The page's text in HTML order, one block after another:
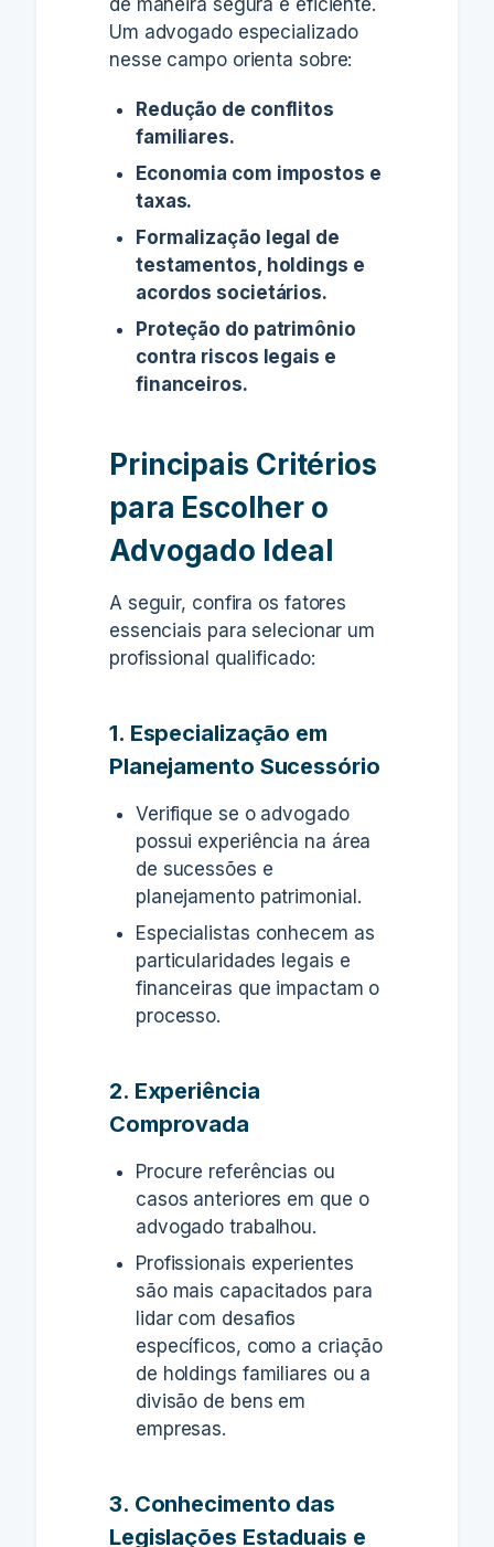
Um advogado especializado
nesse campo orienta sobre:
Redução de conflitos
familiares.
Economia com impostos e
taxas.
Formalização legal de
testamentos, holdings e
acordos societários.
Proteção do patrimônio
contra riscos legais e
financeiros.
Principais Critérios
para Escolher o
Advogado Ideal
A seguir, confira os fatores
essenciais para selecionar um
profissional qualificado:
1. Especialização em
Planejamento Sucessório
Verifique se o advogado
possui experiência na área
de sucessões e
planejamento patrimonial.
Especialistas conhecem as
particularidades legais e
financeiras que impactam o
processo.
2. Experiência
Comprovada
Procure referências ou
casos anteriores em que o
advogado trabalhou.
Profissionais experientes
são mais capacitados para
lidar com desafios
específicos, como a criação
de holdings familiares ou a
divisão de bens em
empresas.
3. Conhecimento das
Legislações Estaduais e